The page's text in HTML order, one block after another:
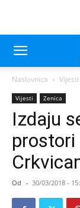
Naslovnica Vijesti
Vijesti Zenica
Izdaju
prostori
Od - 30/03/2018 -